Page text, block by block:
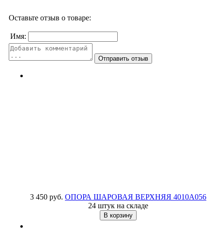
Оставьте отзыв о товаре:
Имя:
3 450 руб. ОПОРА ШАРОВАЯ ВЕРХНЯЯ 4010A056
24 штук на складе